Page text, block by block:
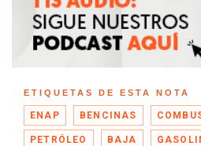
ETIQUETAS DE ESTA NOTA
ENAP BENCINAS
PETRÓLEO BAJA